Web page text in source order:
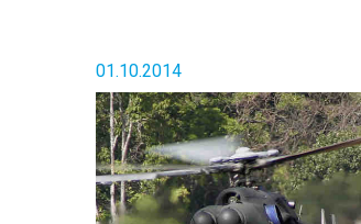
01.10.2014